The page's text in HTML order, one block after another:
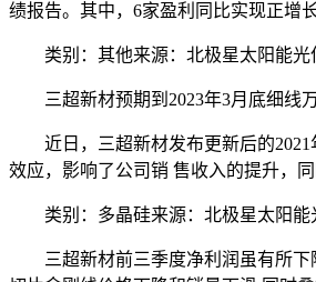
绩报告。其中，6家盈利同比实现正增
类别：其他来源：北极星太阳能光
三超新材预期到2023年3月底细线万
近日，三超新材发布更新后的2021
效应，影响了公司销 售收入的提升，
类别：多晶硅来源：北极星太阳能
三超新材前三季度净利润虽有所下